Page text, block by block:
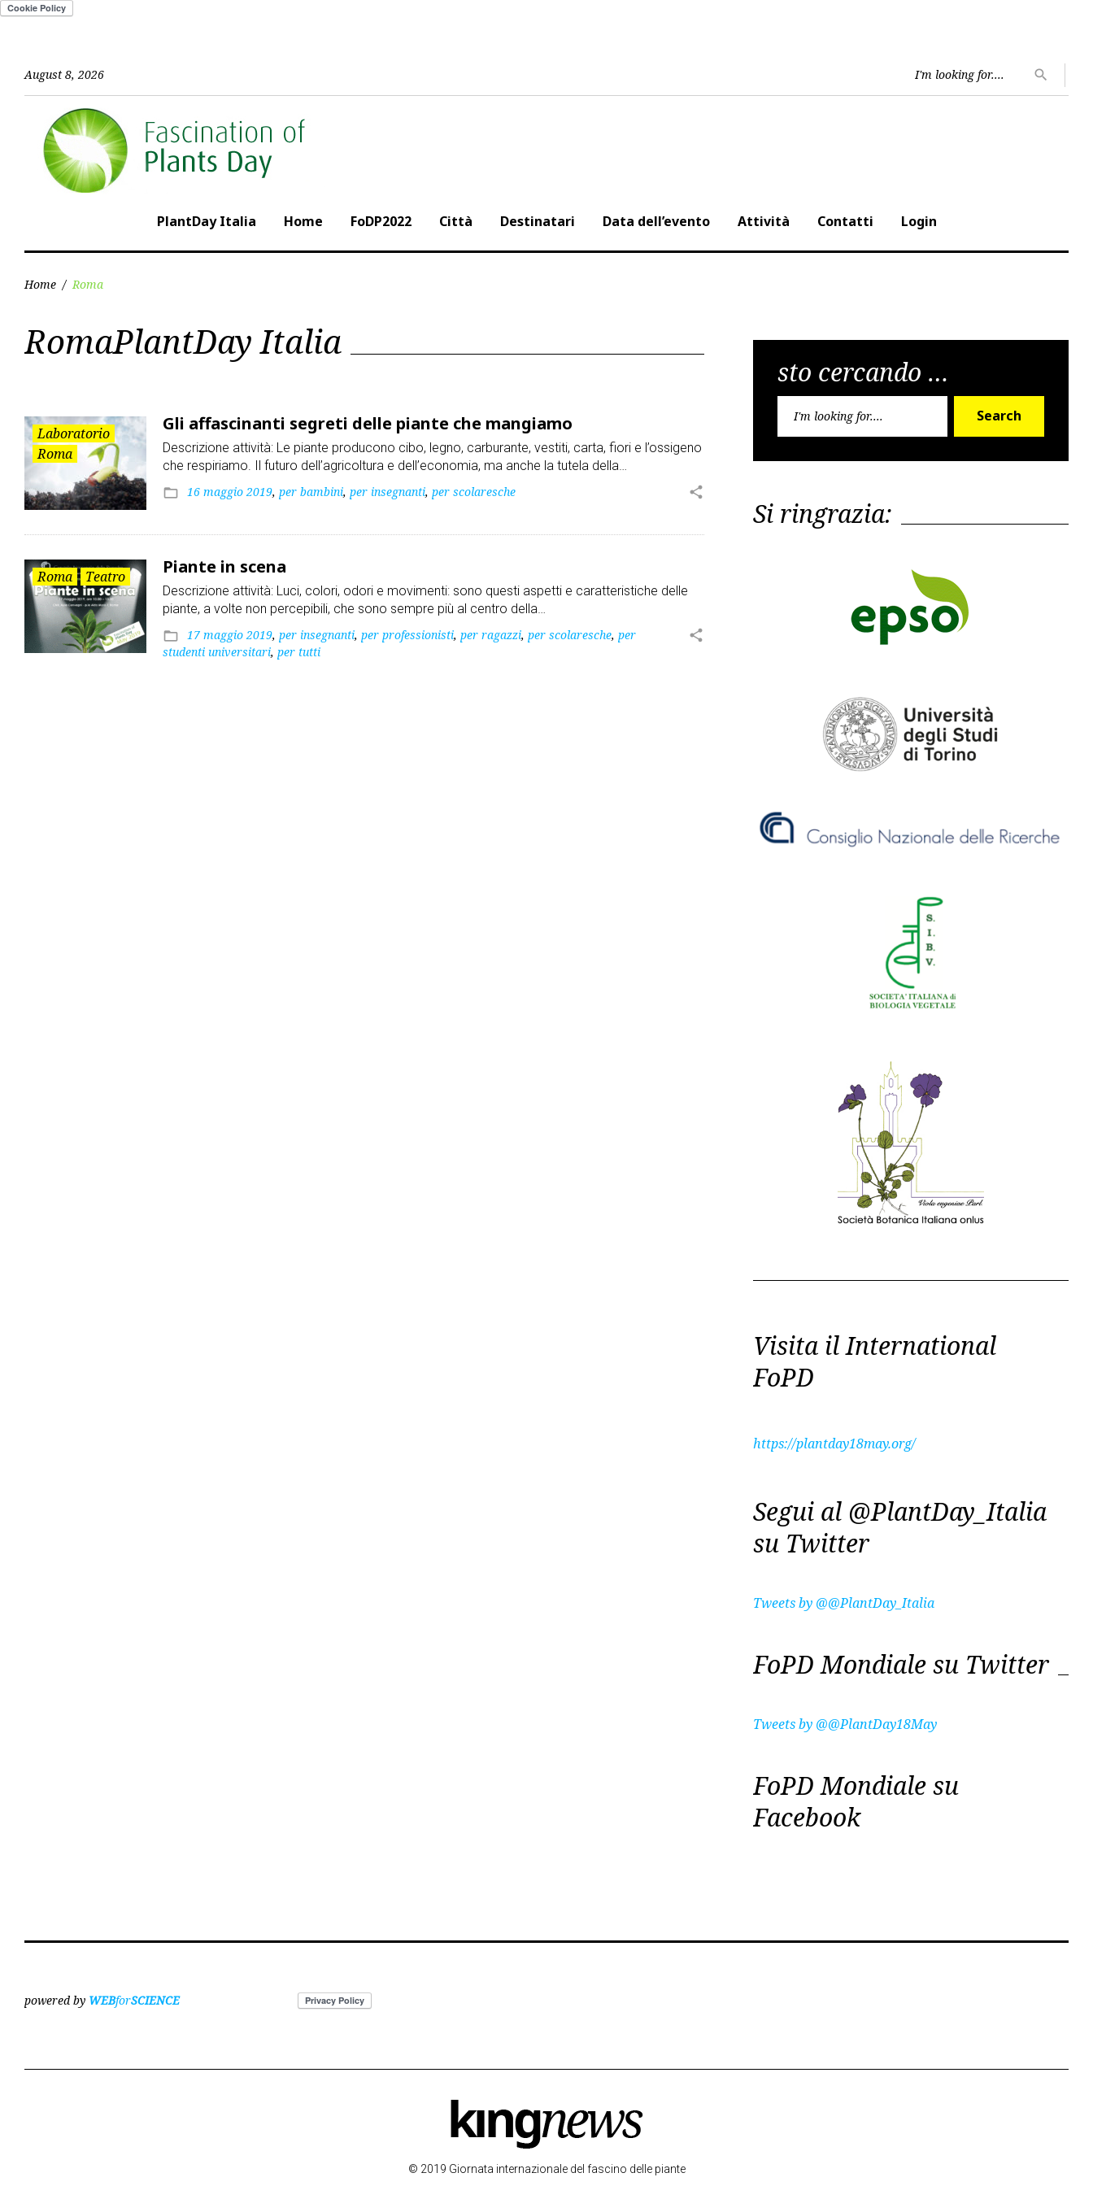
August 8, 2026
for:
search
PlantDay Italia Home FoDP2022 Città Destinatari Data dell’evento Attività Contatti Login
Home / Roma
Category:
RomaPlantDay Italia
Laboratorio
Roma
Gli affascinanti segreti delle piante che mangiamo
Descrizione attività: Le piante producono cibo, legno, carburante, vestiti, carta, fiori e l’ossigeno
che respiriamo. Il futuro dell’agricoltura e dell’economia, ma anche la tutela della…
folder_open 16 maggio 2019, per bambini, per insegnanti, per scolaresche share
Roma Teatro Piante in scena
Descrizione attività: Luci, colori, odori e movimenti: sono questi aspetti e caratteristiche delle
piante, a volte non percepibili, che sono sempre più al centro della…
folder_open 17 maggio 2019, per insegnanti, per professionisti, per ragazzi, per scolaresche, per
studenti universitari, per tutti
share
sto cercando …
Search
Si ringrazia:
Visita il International
FoPD
https://plantday18may.org/
Segui al @PlantDay_Italia
su Twitter
Tweets by @@PlantDay_Italia
FoPD Mondiale su Twitter
Tweets by @@PlantDay18May
FoPD Mondiale su
Facebook
powered by WEBforSCIENCE
© 2019 Giornata internazionale del fascino delle piante